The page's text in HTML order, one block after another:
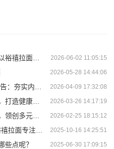
2026-06-02 11:05:15
步锁定靠谱项目
2026-05-28 14:44:06
2026-04-09 17:32:08
盟商的长期共赢
2026-03-26 14:17:19
式拉面新标杆
2026-02-25 18:15:12
拓品质餐饮新境
2025-10-16 14:25:51
心、美味、便捷的面
2025-06-30 17:09:15
些点呢？